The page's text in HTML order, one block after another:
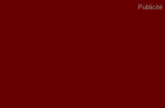
Publicité